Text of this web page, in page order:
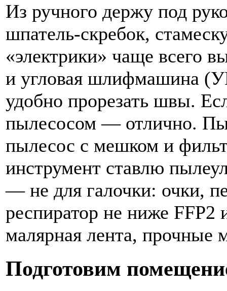
Из ручного держу под
шпатель-скребок,
«электрики» чаще всего
и угловая шлифмашина
удобно прорезать швы.
пылесосом — отлично.
пылесос с мешком и
инструмент ставлю
— не для галочки: очки,
респиратор не ниже
малярная лента, прочные
Подготовим